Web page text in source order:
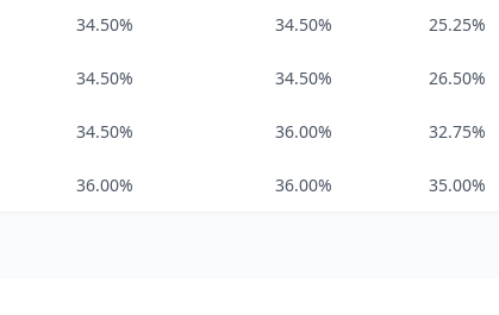
34.50% 34.50% 25.25%
34.50% 34.50% 26.50%
34.50% 36.00% 32.75%
36.00% 36.00% 35.00%